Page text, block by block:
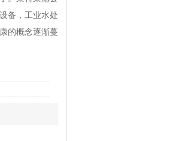
备，工业水处
的概念逐渐蔓